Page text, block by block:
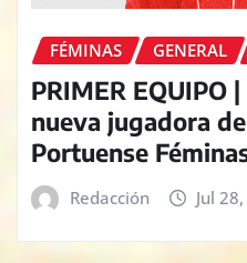
FÉMINAS GENERAL
PRIMER EQUIPO
nueva jugadora
Portuense
Redacción Jul